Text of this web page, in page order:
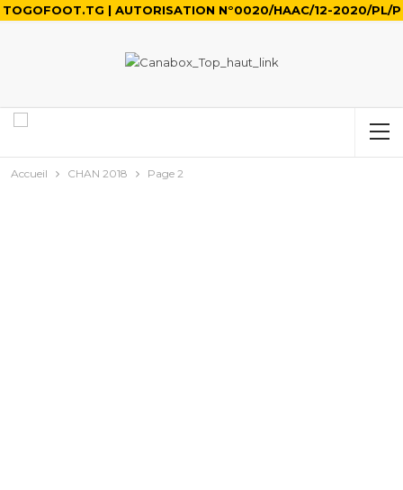
TOGOFOOT.TG | AUTORISATION N°0020/HAAC/12-2020/PL/P
Accueil CHAN 2018 Page 2